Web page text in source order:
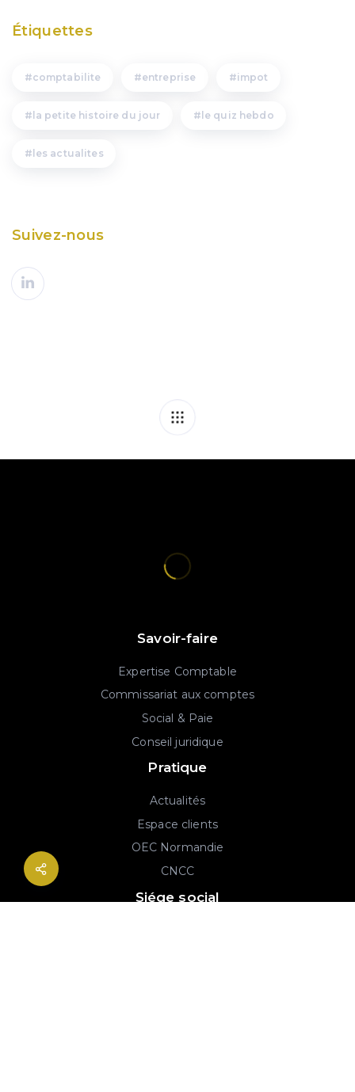
Étiquettes
comptabilite entreprise impot
la petite histoire du jour le quiz hebdo
les actualites
Suivez-nous
Savoir-faire
Expertise Comptable
Commissariat aux comptes
Social & Paie
Conseil juridique
Pratique
Actualités
Espace clients
OEC Normandie
CNCC
Siége social